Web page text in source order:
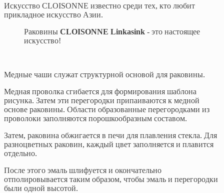
Искусство CLOISONNE известно среди тех, кто любит
прикладное искусство Азии.
Раковины CLOISONNE Linkasink - это настоящее
искусство!
Медные чаши служат структурной основой для раковины.
Медная проволка сгибается для формирования шаблона
рисунка. Затем эти перегородки припаиваются к медной
основе раковины. Области образованные перегородками из
проволоки заполняются порошкообразным составом.
Затем, раковина обжигается в печи для плавления стекла. Для
разноцветных раковин, каждый цвет заполняется и плавится
отдельно.
После этого эмаль шлифуется и окончательно
отполировывается таким образом, чтобы эмаль и перегородки
были одной высотой.